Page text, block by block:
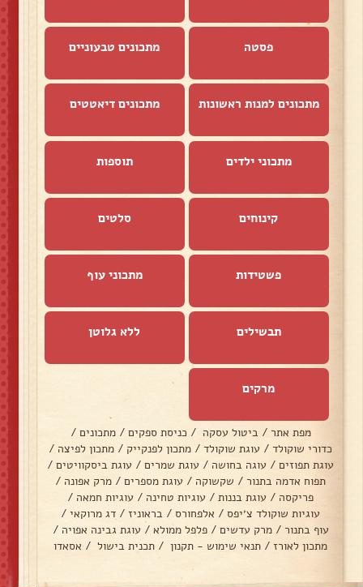
פסטה מתכונים טבעוניים
מתכונים למנות ראשונות מתכונים דיאטטים
מתכוני ילדים תוספות
קינוחים סלטים
פשטידות מתכוני עוף
תבשילים ללא גלוטן
מרקים
מפת אתר / ביטול עסקה / כניסת ספקים / מתכונים /
כדורי שוקולד / עוגת שוקולד / מתכון לפנקייק / מתכון לפיצה /
עוגת תפוזים / עוגה בחושה / עוגת שמרים / עוגת ביסקוויטים /
תפוח אדמה בתנור / שקשוקה / עוגת מספרים / מרק אפונה /
פריקסה / עוגת בננות / עוגיות טחינה / עוגיות חמאה /
עוגיות שוקולד צ׳יפס / אלפחורס / בראוניז / דג מרוקאי /
עוף בתנור / מרק עדשים / פלפל ממולא / עוגת גבינה אפויה /
מתכון לאורז / תנאי שימוש - תקנון / תכנית בישול / אסאדו